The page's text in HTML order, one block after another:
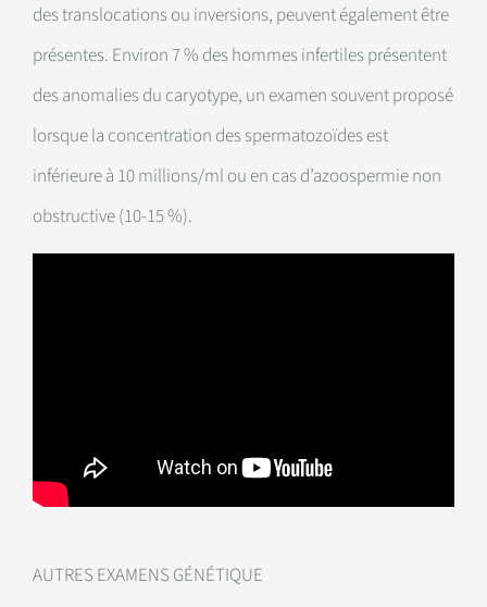
des translocations ou inversions, peuvent également être
présentes. Environ 7 % des hommes infertiles présentent
des anomalies du caryotype, un examen souvent proposé
lorsque la concentration des spermatozoïdes est
inférieure à 10 millions/ml ou en cas d’azoospermie non
obstructive (10-15 %).
AUTRES EXAMENS GÉNÉTIQUE